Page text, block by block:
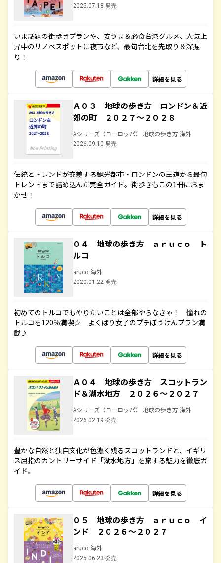
2025.07.18 発売
いま話題の街歩きプランや、安うま＆必食台湾グルメ、人気上
昇中のリノベスポットに夜市など、最旬台北を先取り＆深掘
り！
詳細を見る
Ａ０３ 地球の歩き方 ロンドン＆近
郊の町 ２０２７～２０２８
Aシリーズ（ヨーロッパ） 地球の歩き方 海外
2026.09.10 発売
伝統とトレンドが交差する観光都市・ロンドンの王道から最旬
トレンドまで詰め込んだ完全ガイド。街歩きもこの1冊におま
かせ！
詳細を見る
０４ 地球の歩き方 ａｒｕｃｏ ト
ルコ
aruco 海外
2020.01.22 発売
初めてのトルコでもやりたいことは全部やらなきゃ！ 憧れの
トルコを120％満喫☆ よくばり女子のプチぼうけんプラン満
載♪
詳細を見る
Ａ０４ 地球の歩き方 スコットラン
ド＆湖水地方 ２０２６～２０２７
Aシリーズ（ヨーロッパ） 地球の歩き方 海外
2026.02.19 発売
豊かな自然と独自文化が色濃く残るスコットランドと、イギリ
ス屈指のカントリーサイド「湖水地方」を旅する魅力を徹底ガ
イド。
詳細を見る
０５ 地球の歩き方 ａｒｕｃｏ イ
ンド ２０２６～２０２７
aruco 海外
2025.06.23 発売